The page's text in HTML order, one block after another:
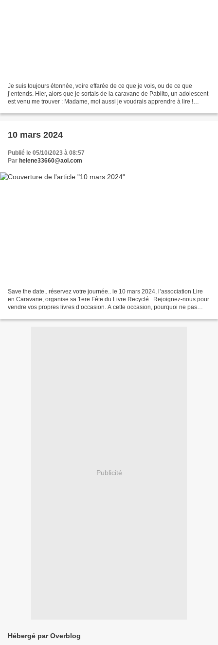
Je suis toujours étonnée, voire effarée de ce que je vois, ou de ce que
j’entends. Hier, alors que je sortais de la caravane de Pablito, un adolescent
est venu me trouver : Madame, moi aussi je voudrais apprendre à lire !
10 mars 2024
Publié le 05/10/2023 à 08:57
Par helene33660@aol.com
Save the date.. réservez votre journée.. le 10 mars 2024, l’association Lire
en Caravane, organise sa 1ere Fête du Livre Recyclé.. Rejoignez-nous pour
vendre vos propres livres d’occasion. A cette occasion, pourquoi ne pas
Publicité
Hébergé par Overblog